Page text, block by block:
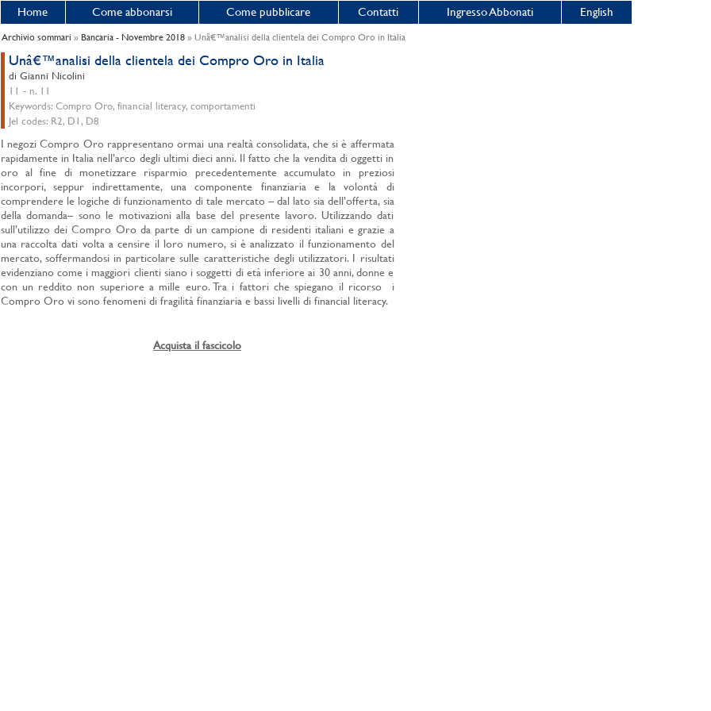
Home Come abbonarsi Come pubblicare Contatti Ingresso Abbonati English
Archivio sommari » Bancaria - Novembre 2018» Unâ€™analisi della clientela dei Compro Oro in Italia
Unâ€™analisi della clientela dei Compro Oro in Italia
di Gianni Nicolini
11 - n. 11
Keywords: Compro Oro, financial literacy, comportamenti
Jel codes: R2, D1, D8
I negozi Compro Oro rappresentano ormai una realtà consolidata, che si è affermata
rapidamente in Italia nell’arco degli ultimi dieci anni. Il fatto che la vendita di oggetti in
oro al fine di monetizzare risparmio precedentemente accumulato in preziosi
incorpori, seppur indirettamente, una componente finanziaria e la volontà di
comprendere le logiche di funzionamento di tale mercato – dal lato sia dell’offerta, sia
della domanda– sono le motivazioni alla base del presente lavoro. Utilizzando dati
sull’utilizzo dei Compro Oro da parte di un campione di residenti italiani e grazie a
una raccolta dati volta a censire il loro numero, si è analizzato il funzionamento del
mercato, soffermandosi in particolare sulle caratteristiche degli utilizzatori. I risultati
evidenziano come i maggiori clienti siano i soggetti di età inferiore ai 30 anni, donne e
con un reddito non superiore a mille euro. Tra i fattori che spiegano il ricorso i
Compro Oro vi sono fenomeni di fragilità finanziaria e bassi livelli di financial literacy.
Acquista il fascicolo